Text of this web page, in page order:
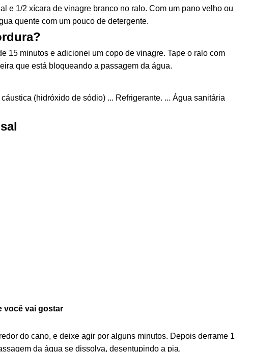
e 1/2 xícara de vinagre branco no ralo. Com um pano velho ou
quente com um pouco de detergente.
15 minutos e adicionei um copo de vinagre. Tape o ralo com
que está bloqueando a passagem da água.
(hidróxido de sódio) ... Refrigerante. ... Água sanitária
você vai gostar
do cano, e deixe agir por alguns minutos. Depois derrame 1
da água se dissolva, desentupindo a pia.